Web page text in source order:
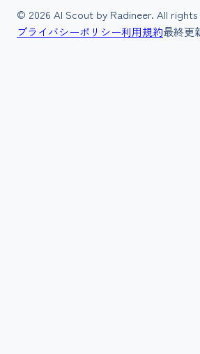
© 2026 AI Scout by Radineer. All
プライバシーポリシー利用規約最終更